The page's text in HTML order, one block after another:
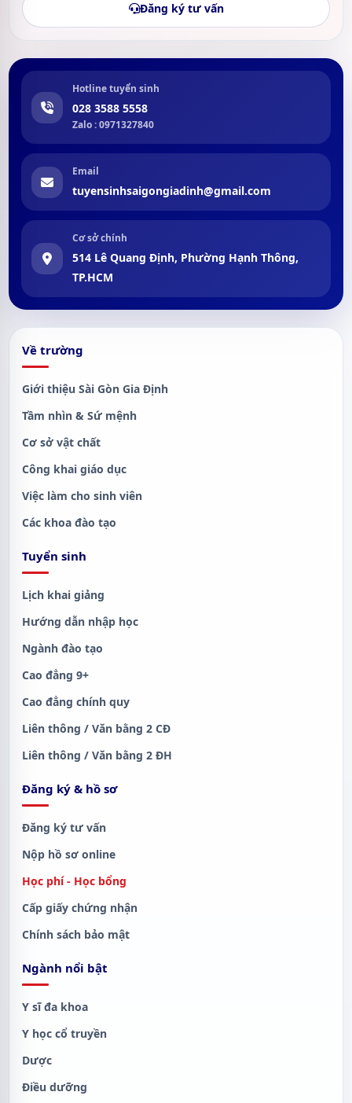
Đăng ký tư vấn
Hotline tuyển sinh
028 3588 5558
Zalo : 0971327840
Email
tuyensinhsaigongiadinh@gmail.com
Cơ sở chính
514 Lê Quang Định, Phường Hạnh Thông,
TP.HCM
Về trường
Giới thiệu Sài Gòn Gia Định
Tầm nhìn & Sứ mệnh
Cơ sở vật chất
Công khai giáo dục
Việc làm cho sinh viên
Các khoa đào tạo
Tuyển sinh
Lịch khai giảng
Hướng dẫn nhập học
Ngành đào tạo
Cao đẳng 9+
Cao đẳng chính quy
Liên thông / Văn bằng 2 CĐ
Liên thông / Văn bằng 2 ĐH
Đăng ký & hồ sơ
Đăng ký tư vấn
Nộp hồ sơ online
Học phí - Học bổng
Cấp giấy chứng nhận
Chính sách bảo mật
Ngành nổi bật
Y sĩ đa khoa
Y học cổ truyền
Dược
Điều dưỡng